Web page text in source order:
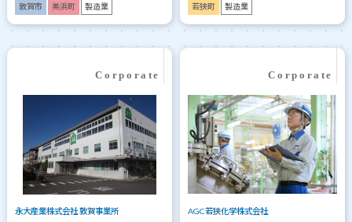
敦賀市 美浜町 製造業 若狭町 製造業
永大産業株式会社 敦賀事業所 AGC若狭化学株式会社